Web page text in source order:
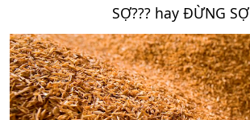
SỢ??? hay ĐỪNG SỢ